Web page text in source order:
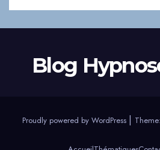
Blog
Proudly powered by WordPress | Theme: